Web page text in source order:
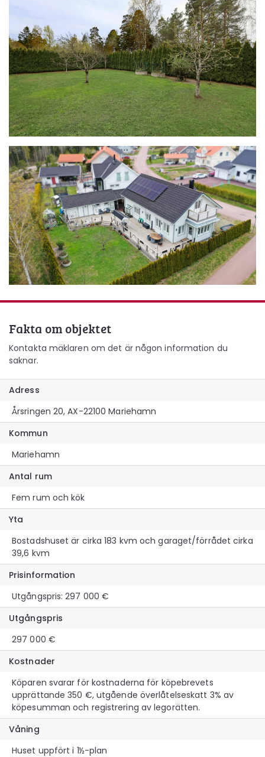
Fakta om objektet
Kontakta mäklaren om det är någon information du
saknar.
Adress
Årsringen 20, AX-22100 Mariehamn
Kommun
Mariehamn
Antal rum
Fem rum och kök
Yta
Bostadshuset är cirka 183 kvm och garaget/förrådet cirka
39,6 kvm
Prisinformation
Utgångspris: 297 000 €
Utgångspris
297 000 €
Kostnader
Köparen svarar för kostnaderna för köpebrevets
upprättande 350 €, utgående överlåtelseskatt 3% av
köpesumman och registrering av legorätten.
Våning
Huset uppfört i 1½-plan